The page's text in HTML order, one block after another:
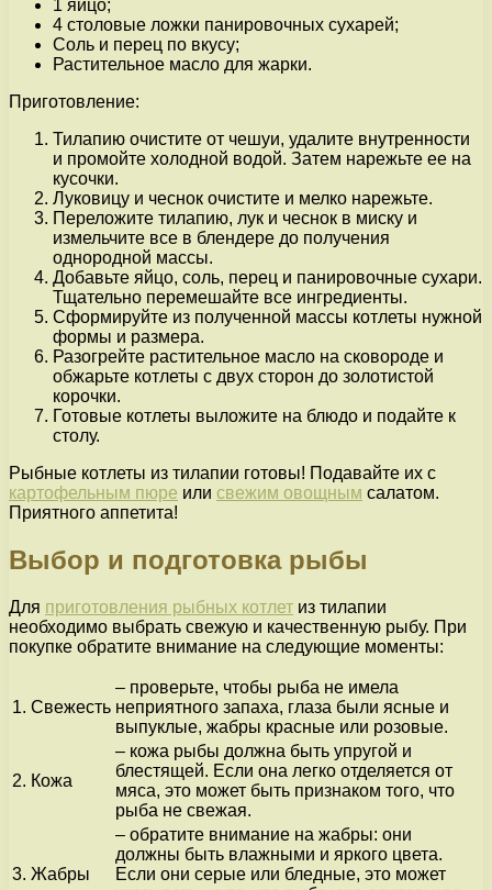
1 яйцо;
4 столовые ложки панировочных сухарей;
Соль и перец по вкусу;
Растительное масло для жарки.
Приготовление:
Тилапию очистите от чешуи, удалите внутренности
и промойте холодной водой. Затем нарежьте ее на
кусочки.
Луковицу и чеснок очистите и мелко нарежьте.
Переложите тилапию, лук и чеснок в миску и
измельчите все в блендере до получения
однородной массы.
Добавьте яйцо, соль, перец и панировочные сухари.
Тщательно перемешайте все ингредиенты.
Сформируйте из полученной массы котлеты нужной
формы и размера.
Разогрейте растительное масло на сковороде и
обжарьте котлеты с двух сторон до золотистой
корочки.
Готовые котлеты выложите на блюдо и подайте к
столу.
Рыбные котлеты из тилапии готовы! Подавайте их с
картофельным пюре или свежим овощным салатом.
Приятного аппетита!
Выбор и подготовка рыбы
Для приготовления рыбных котлет из тилапии
необходимо выбрать свежую и качественную рыбу. При
покупке обратите внимание на следующие моменты:
1. Свежесть
– проверьте, чтобы рыба не имела
неприятного запаха, глаза были ясные и
выпуклые, жабры красные или розовые.
2. Кожа
– кожа рыбы должна быть упругой и
блестящей. Если она легко отделяется от
мяса, это может быть признаком того, что
рыба не свежая.
3. Жабры
– обратите внимание на жабры: они
должны быть влажными и яркого цвета.
Если они серые или бледные, это может